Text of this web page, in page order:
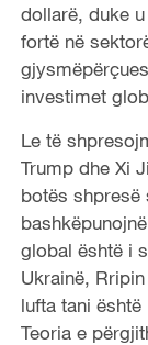
dollarë, duke
fortë në
investimet
Le të
Trump dhe Xi
botës shpresë
global është i
Ukrainë,
lufta tani
Teoria e